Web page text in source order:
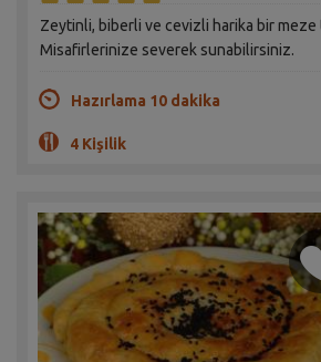
Zeytinli, biberli ve cevizli harika bir meze
Misafirlerinize severek sunabilirsiniz.
Hazırlama 10 dakika
4 Kişilik